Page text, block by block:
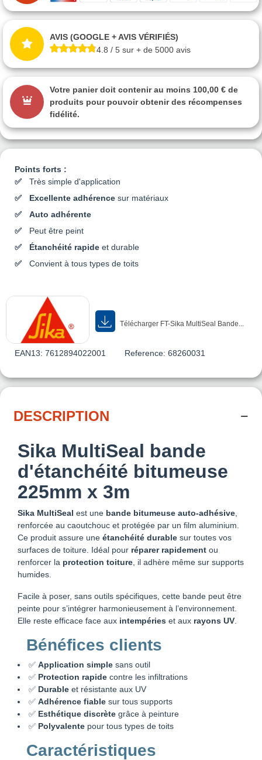
Points forts :
Très simple d'application
Excellente adhérence sur matériaux
Auto adhérente
Peut être peint
Étanchéité rapide et durable
Convient à tous types de toits
Télécharger FT-Sika MultiSeal Bande...
EAN13: 7612894022001 Reference: 68260031
AVIS (GOOGLE + AVIS VÉRIFIÉS)
4.8 / 5 sur + de 5000 avis
Votre panier doit contenir au moins 100,00 € de
produits pour pouvoir obtenir des récompenses
fidélité.
DESCRIPTION
Sika MultiSeal bande
d'étanchéité bitumeuse
225mm x 3m
Sika MultiSeal est une bande bitumeuse auto-adhésive
renforcée au caoutchouc et protégée par un film aluminium.
Ce produit assure une étanchéité durable sur toutes vos
surfaces de toiture. Idéal pour réparer rapidement ou
renforcer la protection toiture , il adhère même sur supports
humides.
Facile à poser, sans outils spécifiques, cette bande peut être
peinte pour s’intégrer harmonieusement à l’environnement.
Elle reste efficace face aux intempéries et aux rayons UV
Bénéfices clients
✅ Application simple sans outil
✅ Protection rapide contre les infiltrations
✅ Durable et résistante aux UV
✅ Adhérence fiable sur tous supports
✅ Esthétique discrète grâce à peinture
✅ Polyvalente pour tous types de toits
Caractéristiques